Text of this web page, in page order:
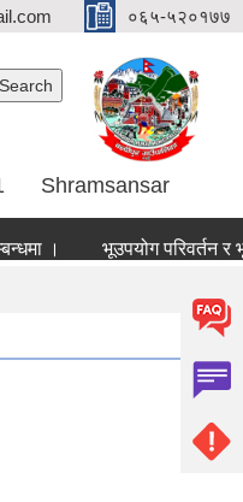
०६५-५२०१७७
Shramsansar
। भूउपयोग परिवर्तन र